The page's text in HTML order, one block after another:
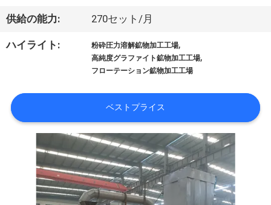
い
場
旅
供給の能力: 270セット/月
ハイライト: 粉砕圧力溶解鉱物加工工場,
高純度グラファイト鉱物加工工場,
フローテーション鉱物加工工場
ベストプライス